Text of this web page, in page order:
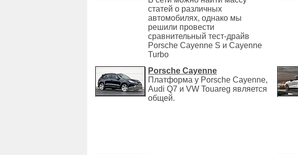
статей о различных
автомобилях, однако мы
решили провести
сравнительный тест-драйв
Porsche Cayenne S и Cayenne
Turbo
Porsche Cayenne
Платформа у Porsche Cayenne,
Audi Q7 и VW Touareg является
общей.